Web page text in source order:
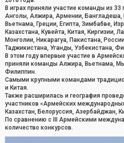
В играх приняли участие команды из
Анголы, Алжира, Армении, Бангладеша,
Вьетнама, Греции, Египта, Зимбабве,
Казахстана, Кувейта, Китая, Киргизии,
Монголии, Никарагуа, Пакистана,
Таджикистана, Уганды, Узбекистана,
В этом году впервые участие в
приняли команды Алжира, Вьетнама,
Филиппин.
Самыми крупными командами
и Китая.
Также расширилась и география
участников «Армейских
Казахстан, Белоруссия, Азербайджан,
По сравнению с III Армейскими
количество конкурсов.